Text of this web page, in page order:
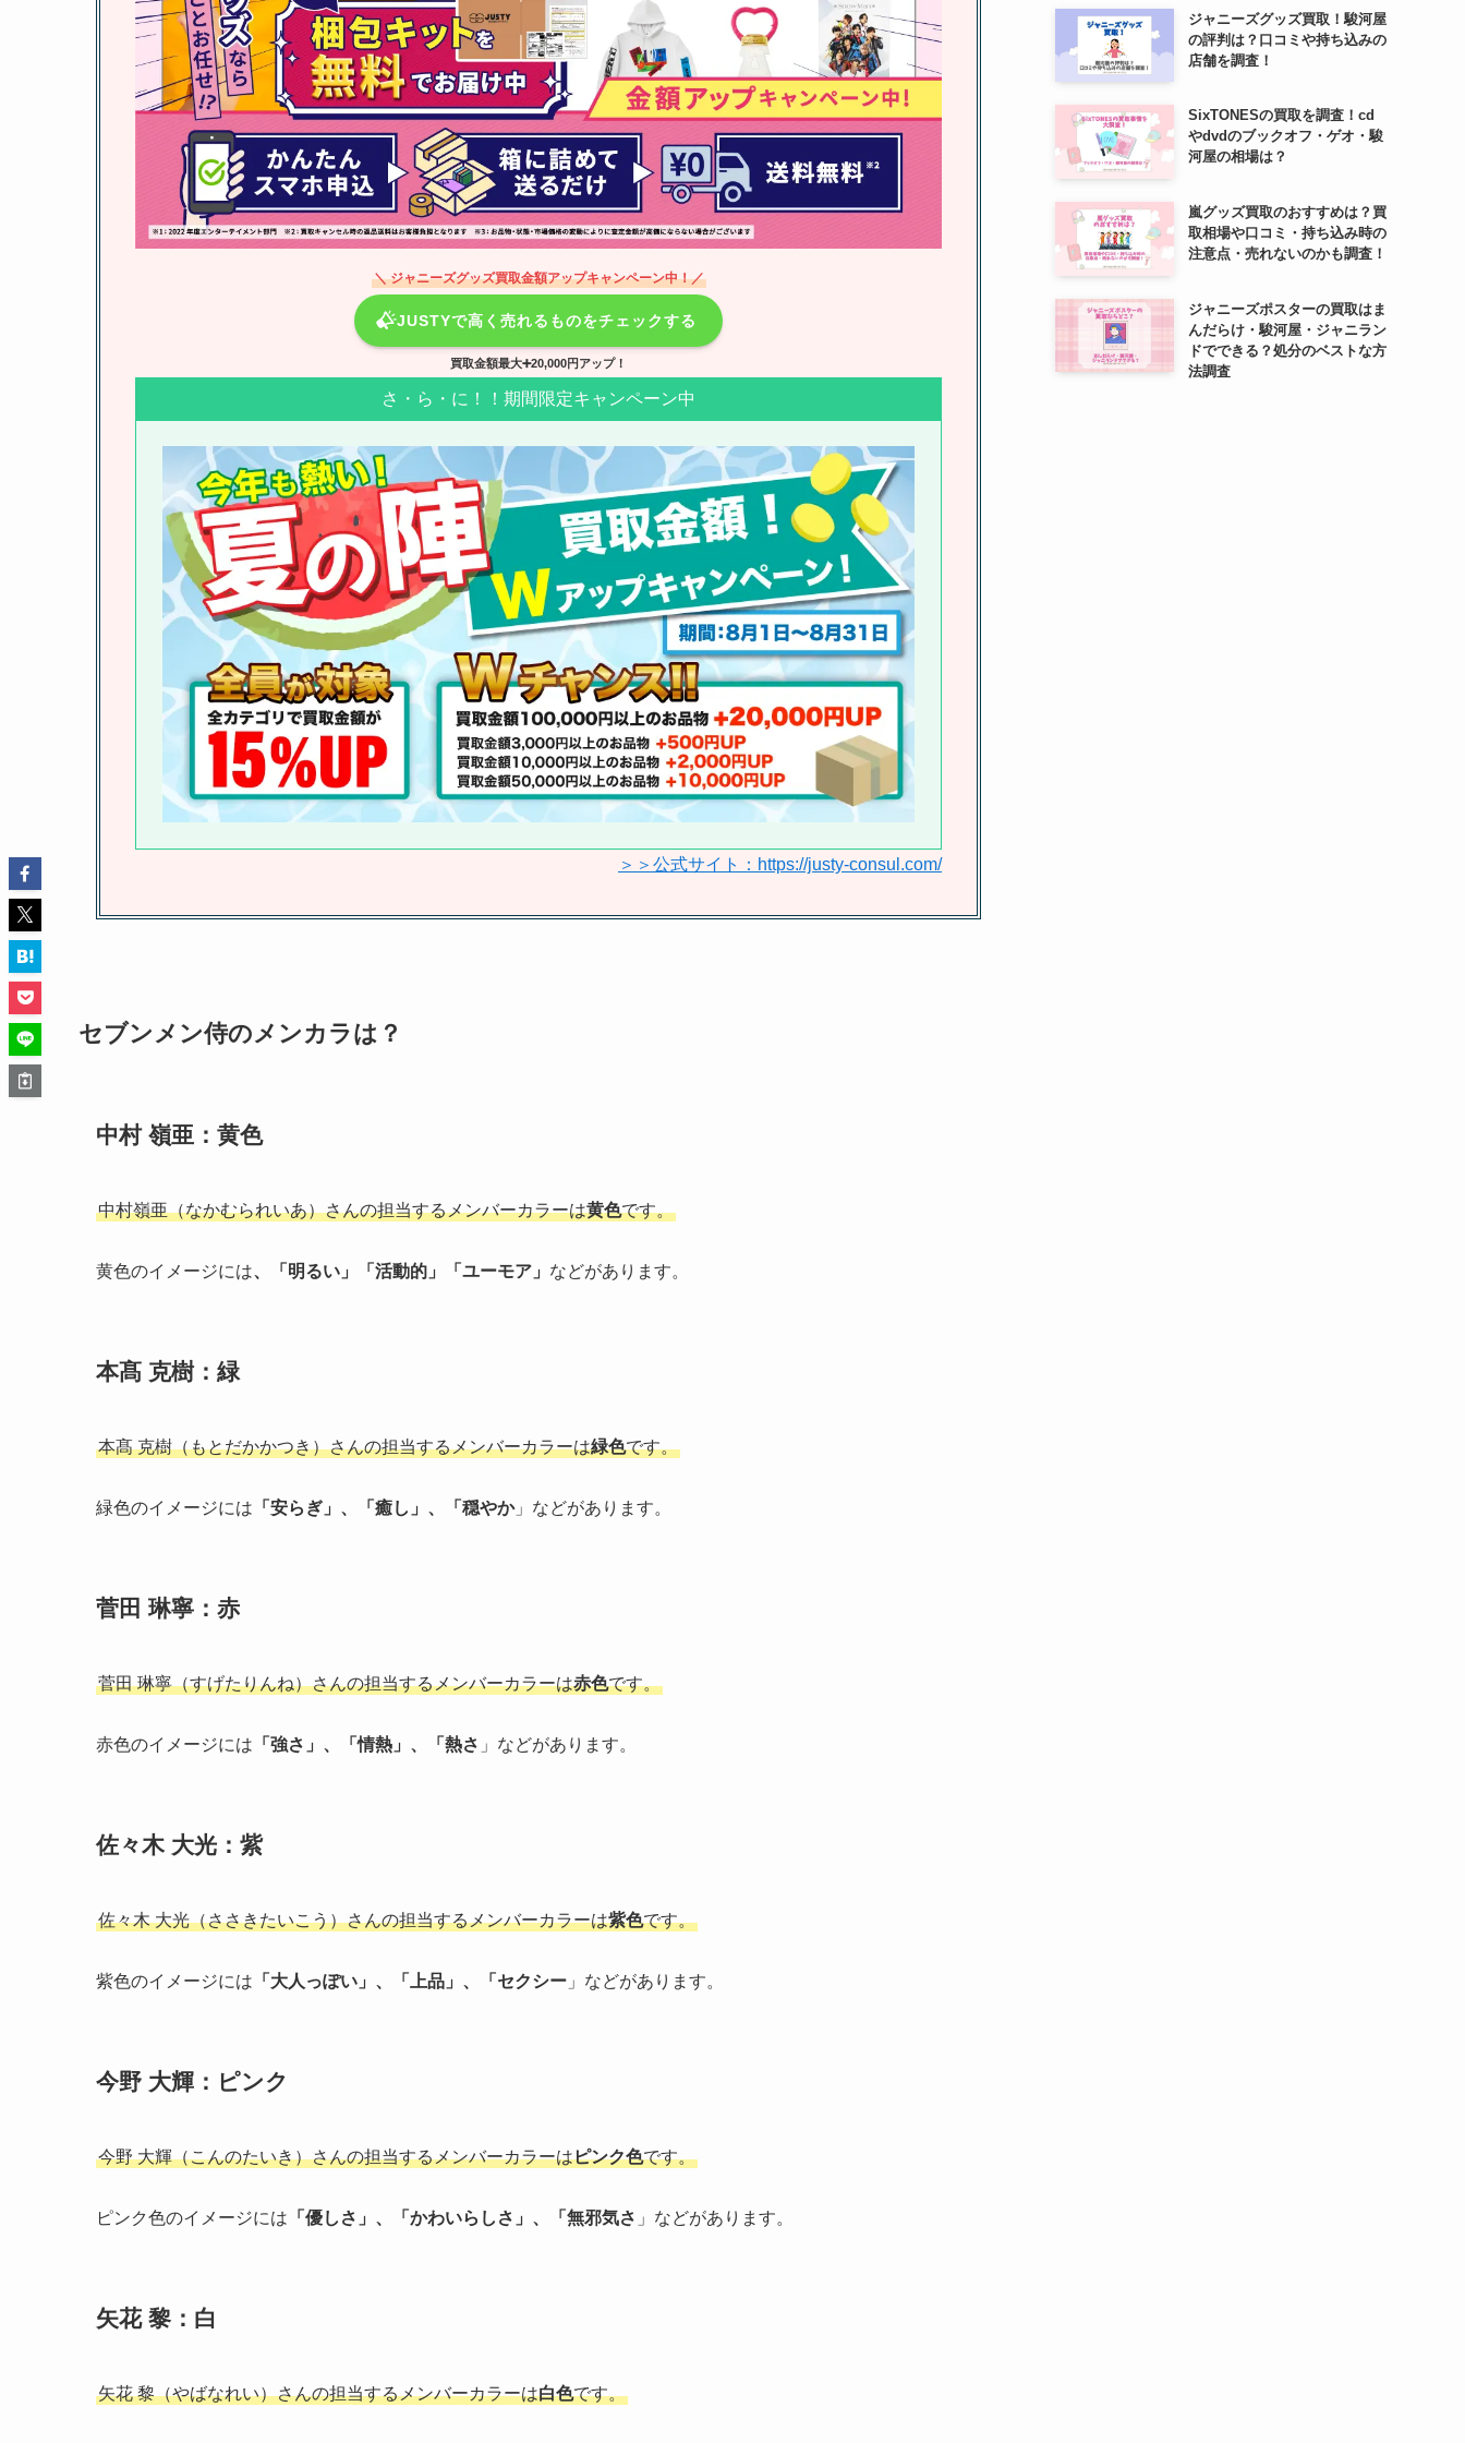
＼ ジャニーズグッズ買取金額アップキャンペーン中！／
JUSTYで高く売れるものをチェックする
買取金額最大➕20,000円アップ！
さ・ら・に！！期間限定キャンペーン中
＞＞公式サイト：https://justy-consul.com/
セブンメン侍のメンカラは？
中村 嶺亜：黄色
中村嶺亜（なかむられいあ）さんの担当するメンバーカラーは黄色です。
黄色のイメージには、「明るい」「活動的」 「ユーモア」 などがあります。
本髙 克樹：緑
本髙 克樹（もとだかかつき）さんの担当するメンバーカラーは緑色です。
緑色のイメージには 「安らぎ」、「癒し」、「穏やか」などがあります。
菅田 琳寧：赤
菅田 琳寧（すげたりんね）さんの担当するメンバーカラーは赤色です。
赤色のイメージには 「 強さ 」、「情熱 」、「 熱さ 」などがあります。
佐々木 大光：紫
佐々木 大光（ささきたいこう）さんの担当するメンバーカラーは紫色です。
紫色のイメージには 「 大人っぽい 」、「 上品 」、「 セクシー 」などがあります。
今野 大輝：ピンク
今野 大輝（こんのたいき）さんの担当するメンバーカラーはピンク色です。
ピンク色のイメージには 「 優し さ」、「 かわいらしさ 」、「 無邪気さ 」などがあります。
矢花 黎：白
矢花 黎（やばなれい）さんの担当するメンバーカラーは白色です。
ジャニーズグッズ買取！駿河屋
の評判は？口コミや持ち込みの
店舗を調査！
SixTONESの買取を調査！cd
やdvdのブックオフ・ゲオ・駿
河屋の相場は？
嵐グッズ買取のおすすめは？買
取相場や口コミ・持ち込み時の
注意点・売れないのかも調査！
ジャニーズポスターの買取はま
んだらけ・駿河屋・ジャニラン
ドでできる？処分のベストな方
法調査